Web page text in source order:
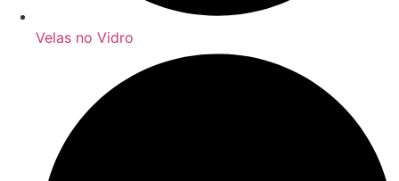
Velas no Vidro